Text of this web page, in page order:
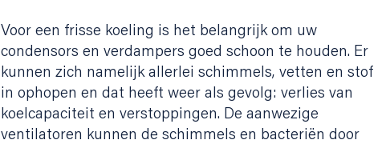
Voor een frisse koeling is het belangrijk om uw
condensors en verdampers goed schoon te houden. Er
kunnen zich namelijk allerlei schimmels, vetten en stof
in ophopen en dat heeft weer als gevolg: verlies van
koelcapaciteit en verstoppingen. De aanwezige
ventilatoren kunnen de schimmels en bacteriën door